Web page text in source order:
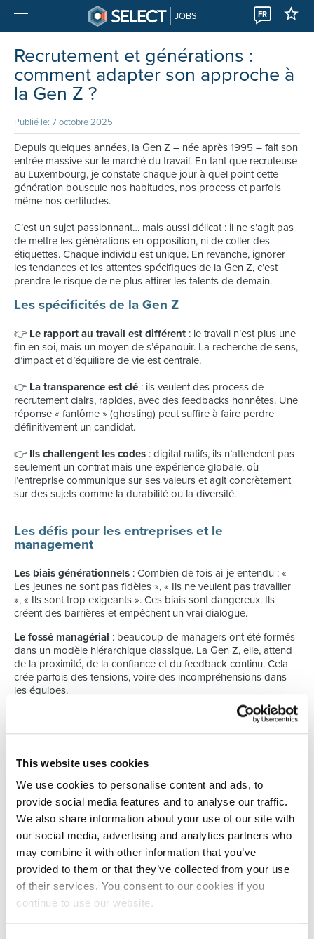
This website uses cookies
We use cookies to personalise content and ads, to
provide social media features and to analyse our traffic.
We also share information about your use of our site with
our social media, advertising and analytics partners who
may combine it with other information that you’ve
provided to them or that they’ve collected from your use
of their services. You consent to our cookies if you
continue to use our website.
JOBS FR
Recrutement et générations :
comment adapter son approche à
la Gen Z ?
Publié le: 7 octobre 2025
Depuis quelques années, la Gen Z – née après 1995 – fait son
entrée massive sur le marché du travail. En tant que recruteuse
au Luxembourg, je constate chaque jour à quel point cette
génération bouscule nos habitudes, nos process et parfois
même nos certitudes.
C’est un sujet passionnant… mais aussi délicat : il ne s’agit pas
de mettre les générations en opposition, ni de coller des
étiquettes. Chaque individu est unique. En revanche, ignorer
les tendances et les attentes spécifiques de la Gen Z, c’est
prendre le risque de ne plus attirer les talents de demain.
Les spécificités de la Gen Z
👉 Le rapport au travail est différent : le travail n’est plus une
fin en soi, mais un moyen de s’épanouir. La recherche de sens,
d’impact et d’équilibre de vie est centrale.
👉 La transparence est clé : ils veulent des process de
recrutement clairs, rapides, avec des feedbacks honnêtes. Une
réponse « fantôme » (ghosting) peut suffire à faire perdre
définitivement un candidat.
👉 Ils challengent les codes : digital natifs, ils n’attendent pas
seulement un contrat mais une expérience globale, où
l’entreprise communique sur ses valeurs et agit concrètement
sur des sujets comme la durabilité ou la diversité.
Les défis pour les entreprises et le
management
Les biais générationnels : Combien de fois ai-je entendu : «
Les jeunes ne sont pas fidèles », « Ils ne veulent pas travailler
», « Ils sont trop exigeants ». Ces biais sont dangereux. Ils
créent des barrières et empêchent un vrai dialogue.
Le fossé managérial : beaucoup de managers ont été formés
dans un modèle hiérarchique classique. La Gen Z, elle, attend
de la proximité, de la confiance et du feedback continu. Cela
crée parfois des tensions, voire des incompréhensions dans
les équipes.
: au Luxembourg en particulier, où le marché de
l’emploi est très compétitif et international, retenir les jeunes
profit d’un concurrent.
Comment adapter son approche de
recrutement ?
Soigner la marque employeur :
une Gen Z candidate a
déjà étudié votre réputation en ligne avant de cliquer sur
"Postuler". Mettez en avant vos valeurs et vos
engagements réels, pas des slogans.
Simplifier le parcours :candidatures accessibles sur